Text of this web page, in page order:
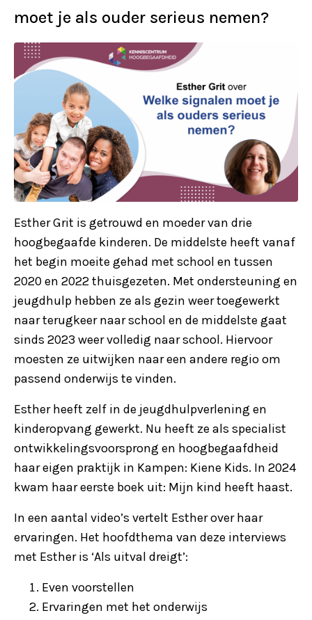
moet je als ouder serieus nemen?
Esther Grit is getrouwd en moeder van drie
hoogbegaafde kinderen. De middelste heeft vanaf
het begin moeite gehad met school en tussen
2020 en 2022 thuisgezeten. Met ondersteuning en
jeugdhulp hebben ze als gezin weer toegewerkt
naar terugkeer naar school en de middelste gaat
sinds 2023 weer volledig naar school. Hiervoor
moesten ze uitwijken naar een andere regio om
passend onderwijs te vinden.
Esther heeft zelf in de jeugdhulpverlening en
kinderopvang gewerkt. Nu heeft ze als specialist
ontwikkelingsvoorsprong en hoogbegaafdheid
haar eigen praktijk in Kampen: Kiene Kids. In 2024
kwam haar eerste boek uit: Mijn kind heeft haast.
In een aantal video’s vertelt Esther over haar
ervaringen. Het hoofdthema van deze interviews
met Esther is ‘Als uitval dreigt’:
Even voorstellen
Ervaringen met het onderwijs